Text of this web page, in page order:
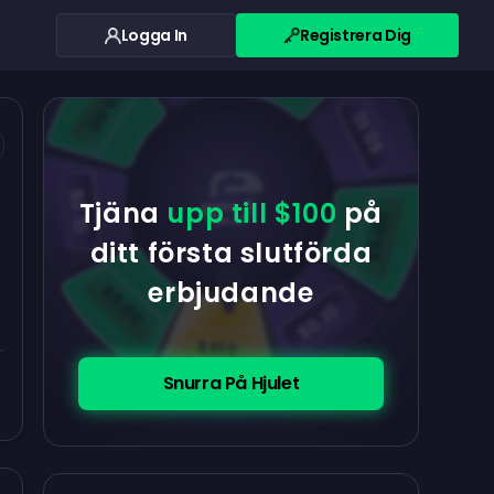
Logga In Registrera Dig
Tjäna upp till $100 på
ditt första slutförda
erbjudande
Snurra På Hjulet
$100
$5.00
$0.10
$5.00
$0.10 $5.00
$5.00